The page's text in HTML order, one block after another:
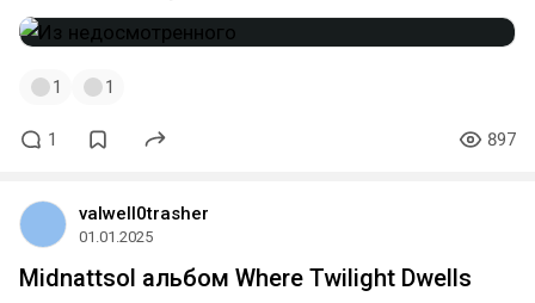
1 1
1 897
valwell0trasher
01.01.2025
Midnattsol альбом Where Twilight Dwells